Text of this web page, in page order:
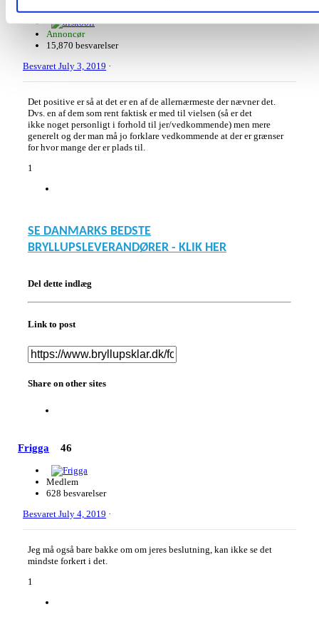
Annoncør
15,870 besvarelser
Besvaret July 3, 2019 ·
Det positive er så at det er en af de allernærmeste der nævner det.
Dvs. en af dem som rent faktisk er med til vielsen (så er det
ikke noget personligt i forhold til jer/vedkommende) men mere
generelt og der man må jo forklare vedkommende at der er grænser
for hvor mange der er plads til.
1
SE DANMARKS BEDSTE
BRYLLUPSLEVERANDØRER - KLIK HER
Del dette indlæg
Link to post
Share on other sites
Frigga 46
Medlem
628 besvarelser
Besvaret July 4, 2019 ·
Jeg må også bare bakke om om jeres beslutning, kan ikke se det
mindste forkert i det.
1